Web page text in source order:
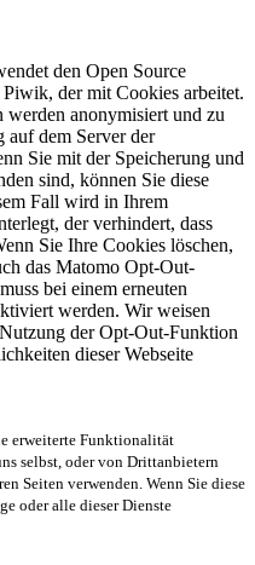
den Open Source
der mit Cookies arbeitet.
anonymisiert und zu
auf dem Server der
Sie mit der Speicherung und
sind, können Sie diese
Fall wird in Ihrem
der verhindert, dass
Sie Ihre Cookies löschen,
das Matomo Opt-Out-
bei einem erneuten
werden. Wir weisen
der Opt-Out-Funktion
dieser Webseite
erweiterte Funktionalität
selbst, oder von Drittanbietern
Seiten verwenden. Wenn Sie diese
oder alle dieser Dienste